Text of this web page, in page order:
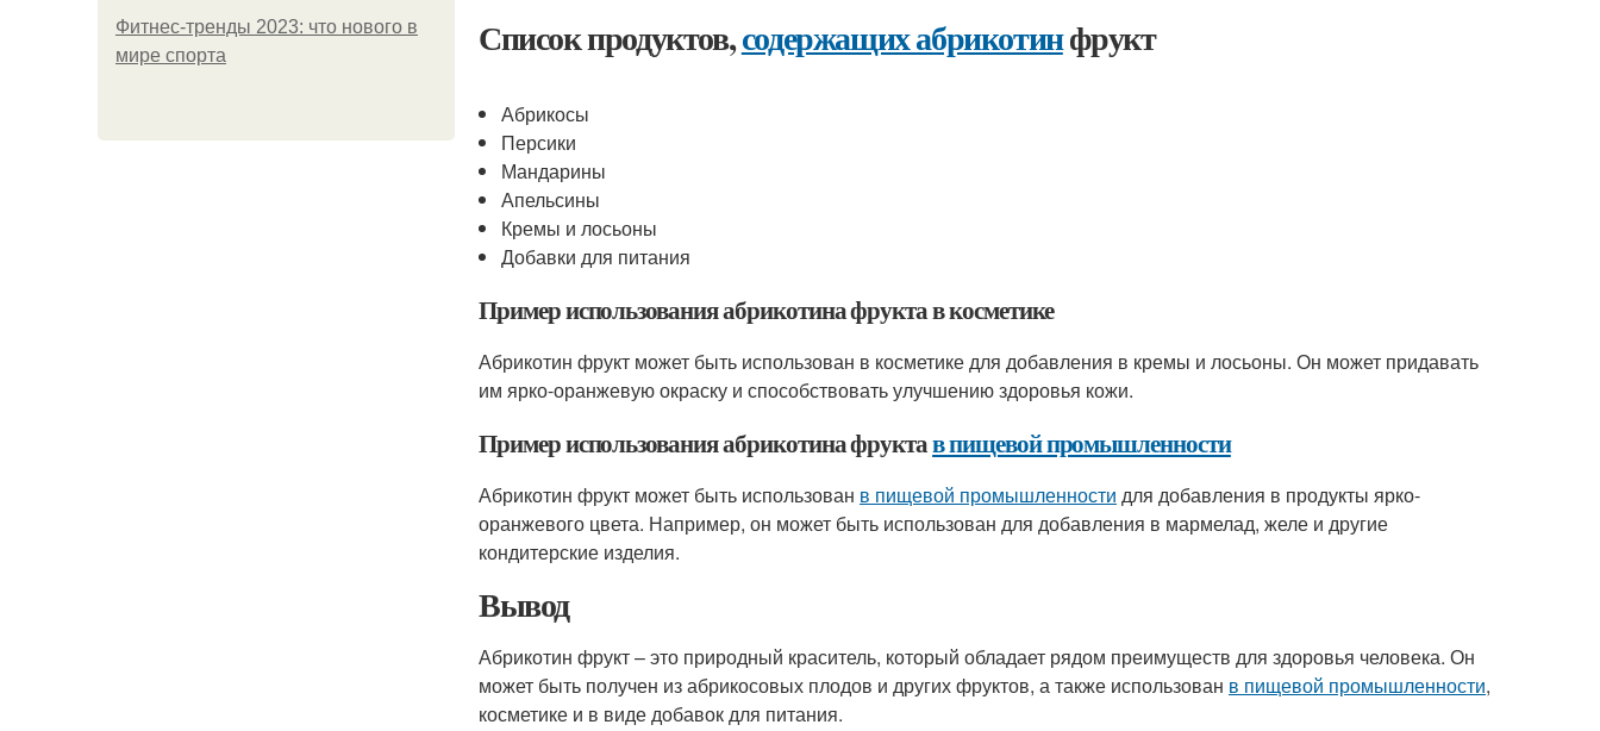
Фитнес-тренды 2023: что нового в
мире спорта
Список продуктов,содержащих абрикотинфрукт
Абрикосы
Персики
Мандарины
Апельсины
Кремы и лосьоны
Добавки для питания
Пример использования абрикотина фрукта в косметике
Абрикотин фрукт может быть использован в косметике для добавления в кремы и лосьоны. Он может придавать
им ярко-оранжевую окраску и способствовать улучшению здоровья кожи.
Пример использования абрикотина фруктав пищевой промышленности
Абрикотин фрукт может быть использован в пищевой промышленности для добавления в продукты ярко-
оранжевого цвета. Например, он может быть использован для добавления в мармелад, желе и другие
кондитерские изделия.
Вывод
Абрикотин фрукт – это природный краситель, который обладает рядом преимуществ для здоровья человека. Он
может быть получен из абрикосовых плодов и других фруктов, а также использован в пищевой промышленности,
косметике и в виде добавок для питания.